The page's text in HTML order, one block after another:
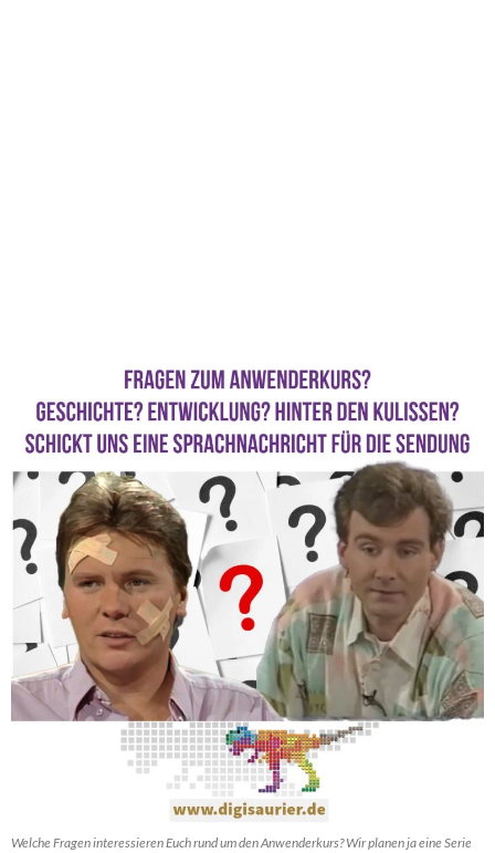
Welche Fragen interessieren Euch rund um den Anwenderkurs? Wir planen ja eine Serie